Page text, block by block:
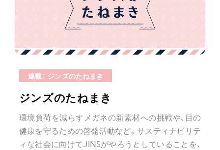
連載： ジンズのたねまき
ジンズのたねまき
環境負荷を減らすメガネの新素材への挑戦や、⽬の
健康を守るための啓発活動など。サスティナビリテ
ィな社会に向けてJINSがやろうとしていることを、